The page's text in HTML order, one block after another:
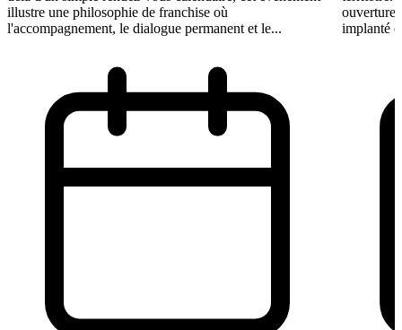
illustre une philosophie de franchise où
l'accompagnement, le dialogue permanent et le...
implanté